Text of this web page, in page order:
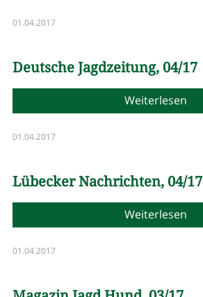
01.04.2017
Deutsche Jagdzeitung, 04/17
Weiterlesen
01.04.2017
Lübecker Nachrichten, 04/17
Weiterlesen
01.04.2017